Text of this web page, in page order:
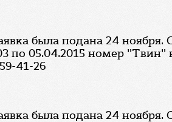
была подана 24 ноября.
по 05.04.2015 номер
41-26
была подана 24 ноября.